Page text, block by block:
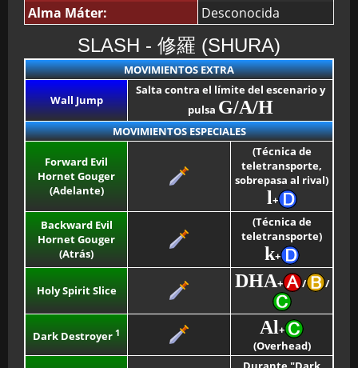
Alma Máter:
Desconocida
SLASH - 修羅 (SHURA)
MOVIMIENTOS EXTRA
Wall Jump
Salta contra el límite del escenario y
pulsa G/A/H
MOVIMIENTOS ESPECIALES
Forward Evil
Hornet Gouger
(Adelante)
(Técnica de
teletransporte,
sobrepasa al rival)
l+
Backward Evil
Hornet Gouger
(Atrás)
(Técnica de
teletransporte)
k+
Holy Spirit Slice DHA+ / /
Dark Destroyer 1 Al+
(Overhead)